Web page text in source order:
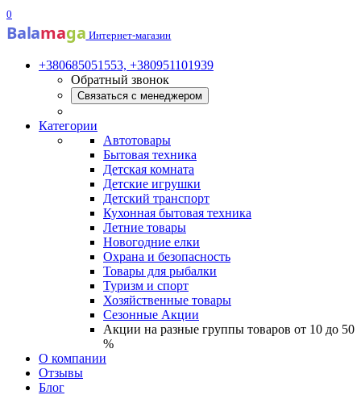
0
Balamaga Интернет-магазин
+380685051553, +380951101939
Обратный звонок
Связаться с менеджером
Категории
Автотовары
Бытовая техника
Детская комната
Детские игрушки
Детский транспорт
Кухонная бытовая техника
Летние товары
Новогодние елки
Охрана и безопасность
Товары для рыбалки
Туризм и спорт
Хозяйственные товары
Сезонные Акции
Акции на разные группы товаров от 10 до 50
%
О компании
Отзывы
Блог